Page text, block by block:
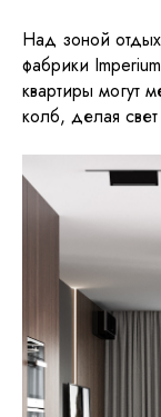
Над зоной
фабрики
квартиры могут
колб, делая